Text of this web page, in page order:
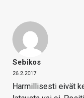
Sebikos
26.2.2017
Harmillisesti eivät